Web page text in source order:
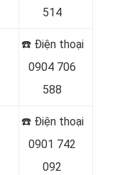
514
☎️ Điện thoại
0904 706
588
☎️ Điện thoại
0901 742
092